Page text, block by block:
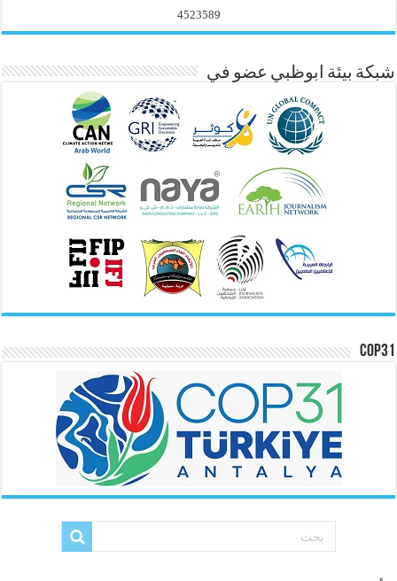
4523589
شبكة بيئة ابوظبي عضو في
COP31